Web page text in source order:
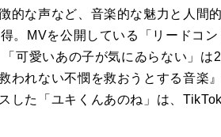
的な声など、音楽的な魅力と人間
。MVを公開している「リードコ
可愛いあの子が気にゐらない」
われない不憫を救おうとする音楽
した「ユキくんあのね」は、